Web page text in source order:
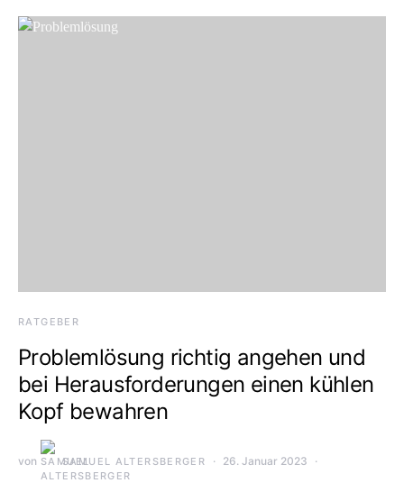
RATGEBER
Problemlösung richtig angehen und
bei Herausforderungen einen kühlen
Kopf bewahren
von SAMUEL ALTERSBERGER 26. Januar 2023